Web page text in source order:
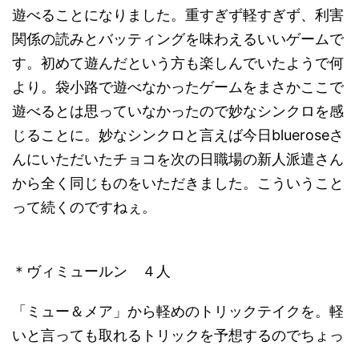
遊べることになりました。重すぎず軽すぎず、利害
関係の読みとバッティングを味わえるいいゲームで
す。初めて遊んだという方も楽しんでいたようで何
より。袋小路で遊べなかったゲームをまさかここで
遊べるとは思っていなかったので妙なシンクロを感
じることに。妙なシンクロと言えば今日blueroseさ
んにいただいたチョコを次の日職場の新人派遣さん
から全く同じものをいただきました。こういうこと
って続くのですねぇ。
＊ヴィミュールン ４人
「ミュー＆メア」から軽めのトリックテイクを。軽
いと言っても取れるトリックを予想するのでちょっ